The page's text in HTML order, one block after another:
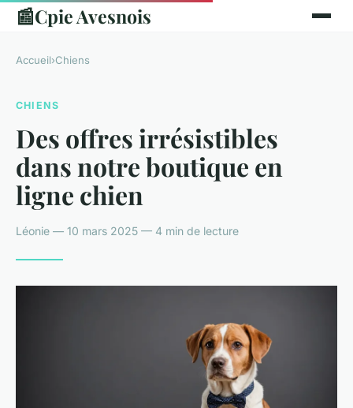
📰Cpie Avesnois
Accueil›Chiens
CHIENS
Des offres irrésistibles
dans notre boutique en
ligne chien
Léonie — 10 mars 2025 — 4 min de lecture